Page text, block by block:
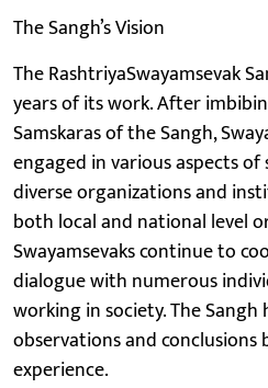
The Sangh’s Vision
The RashtriyaSwayamsevak
years of its work. After
Samskaras of the Sangh,
engaged in various aspects of
diverse organizations and
both local and national level
Swayamsevaks continue to
dialogue with numerous
working in society. The
observations and conclusions
experience.